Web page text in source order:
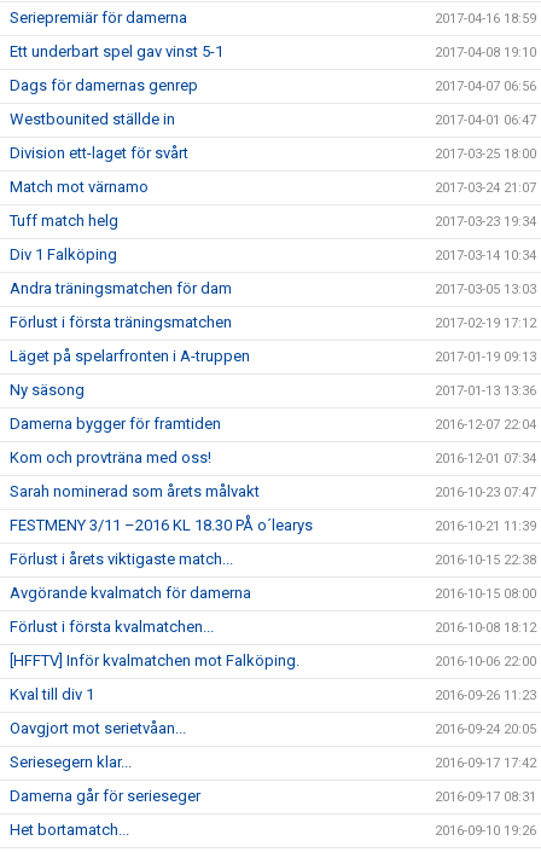
Seriepremiär för damerna 2017-04-16 18:59
Ett underbart spel gav vinst 5-1 2017-04-08 19:10
Dags för damernas genrep 2017-04-07 06:56
Westbounited ställde in 2017-04-01 06:47
Division ett-laget för svårt 2017-03-25 18:00
Match mot värnamo 2017-03-24 21:07
Tuff match helg 2017-03-23 19:34
Div 1 Falköping 2017-03-14 10:34
Andra träningsmatchen för dam 2017-03-05 13:03
Förlust i första träningsmatchen 2017-02-19 17:12
Läget på spelarfronten i A-truppen 2017-01-19 09:13
Ny säsong 2017-01-13 13:36
Damerna bygger för framtiden 2016-12-07 22:04
Kom och provträna med oss! 2016-12-01 07:34
Sarah nominerad som årets målvakt 2016-10-23 07:47
FESTMENY 3/11 –2016 KL 18.30 PÅ o´learys 2016-10-21 11:39
Förlust i årets viktigaste match... 2016-10-15 22:38
Avgörande kvalmatch för damerna 2016-10-15 08:00
Förlust i första kvalmatchen... 2016-10-08 18:12
[HFFTV] Inför kvalmatchen mot Falköping. 2016-10-06 22:00
Kval till div 1 2016-09-26 11:23
Oavgjort mot serietvåan... 2016-09-24 20:05
Seriesegern klar... 2016-09-17 17:42
Damerna går för serieseger 2016-09-17 08:31
Het bortamatch... 2016-09-10 19:26